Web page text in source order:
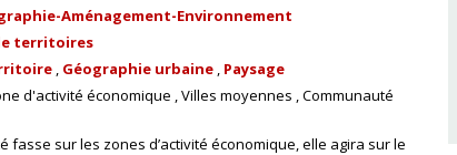
Aménagement-Environnement
territoires
Géographie urbaine Paysage
d'activité économique Villes moyennes Communauté
fasse sur les zones d’activité économique, elle agira sur le